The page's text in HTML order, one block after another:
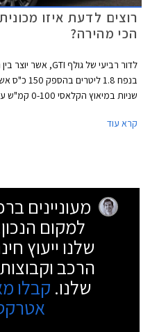
רוצים לדעת איזו
הכי מהירה?
שניות
קרא עוד
מעוניינים
למקום
שלנו ייעוץ
הרכב
שלנו. קבלו